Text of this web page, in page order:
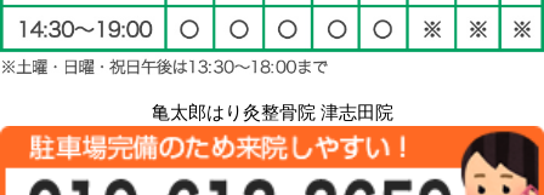
亀太郎はり灸整骨院 津志田院